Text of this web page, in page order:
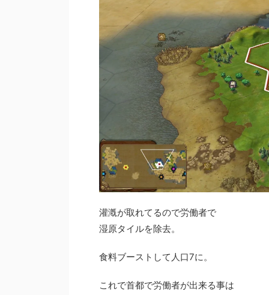
灌漑が取れてるので労働者で
湿原タイルを除去。
食料ブーストして人口7に。
これで首都で労働者が出来る事は